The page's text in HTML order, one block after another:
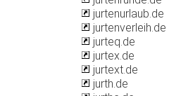
jurtenurlaub.de
jurtenverleih.de
jurteq.de
jurtex.de
jurtext.de
jurth.de